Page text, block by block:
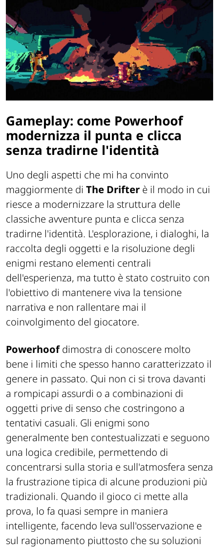
Gameplay: come Powerhoof
modernizza il punta e clicca
senza tradirne l'identità
Uno degli aspetti che mi ha convinto
maggiormente di The Drifter è il modo in cui
riesce a modernizzare la struttura delle
classiche avventure punta e clicca senza
tradirne l'identità. L'esplorazione, i dialoghi, la
raccolta degli oggetti e la risoluzione degli
enigmi restano elementi centrali
dell'esperienza, ma tutto è stato costruito con
l'obiettivo di mantenere viva la tensione
narrativa e non rallentare mai il
coinvolgimento del giocatore.
Powerhoofdimostra di conoscere molto
bene i limiti che spesso hanno caratterizzato il
genere in passato. Qui non ci si trova davanti
a rompicapi assurdi o a combinazioni di
oggetti prive di senso che costringono a
tentativi casuali. Gli enigmi sono
generalmente ben contestualizzati e seguono
una logica credibile, permettendo di
concentrarsi sulla storia e sull'atmosfera senza
la frustrazione tipica di alcune produzioni più
tradizionali. Quando il gioco ci mette alla
prova, lo fa quasi sempre in maniera
intelligente, facendo leva sull'osservazione e
sul ragionamento piuttosto che su soluzioni